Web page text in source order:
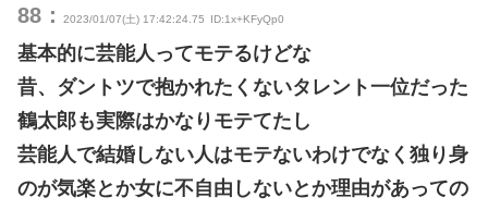
88： 2023/01/07(土) 17:42:24.75 ID:1x+KFyQp0
基本的に芸能人ってモテるけどな
昔、ダントツで抱かれたくないタレント一位だった
鶴太郎も実際はかなりモテてたし
芸能人で結婚しない人はモテないわけでなく独り身
のが気楽とか女に不自由しないとか理由があっての